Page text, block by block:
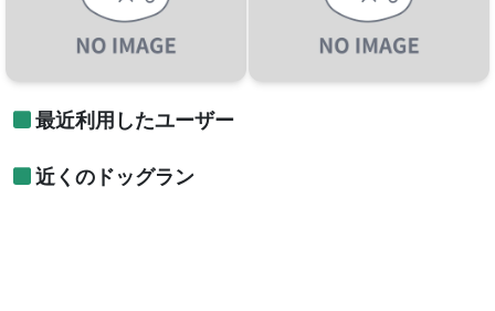
最近利用したユーザー
近くのドッグラン